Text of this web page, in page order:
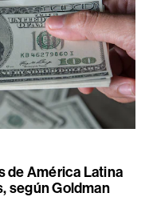
de América Latina
según Goldman